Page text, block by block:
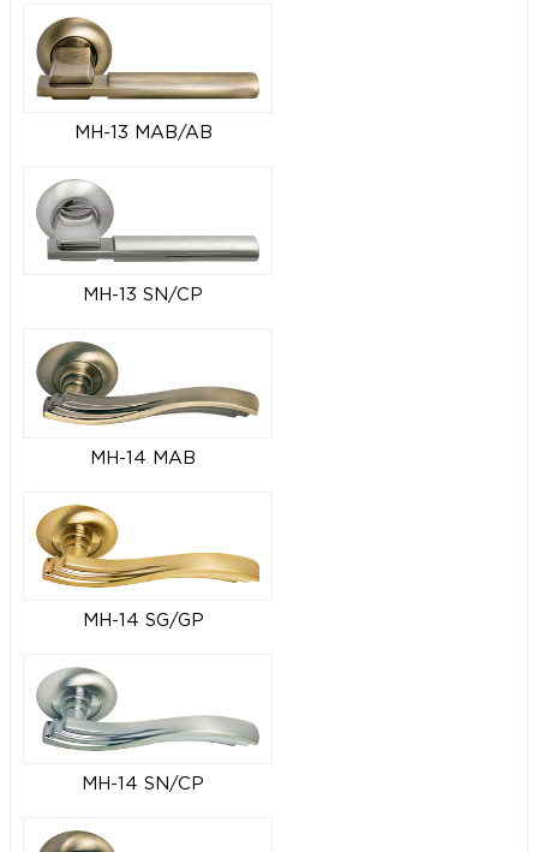
MH-13 MAB/AB
MH-13 SN/CP
MH-14 MAB
MH-14 SG/GP
MH-14 SN/CP